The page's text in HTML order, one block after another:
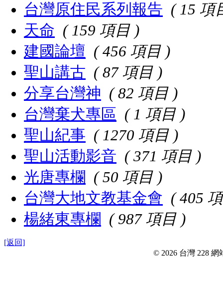
台灣原住民系列報告 ( 15 項
天命 ( 159 項目 )
建國論壇 ( 456 項目 )
聖山講古 ( 87 項目 )
分享台灣神 ( 82 項目 )
台灣棄犬專區 ( 1 項目 )
聖山紀事 ( 1270 項目 )
聖山活動影音 ( 371 項目 )
光唐專欄 ( 50 項目 )
台灣大地文教基金會 ( 405
楊緒東專欄 ( 987 項目 )
[返回]
© 2026 台灣 228 網